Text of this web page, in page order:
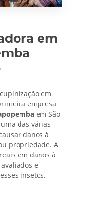
em
em
empresa
em São
das várias
danos à
propriedade. A
em danos à
e
insetos.